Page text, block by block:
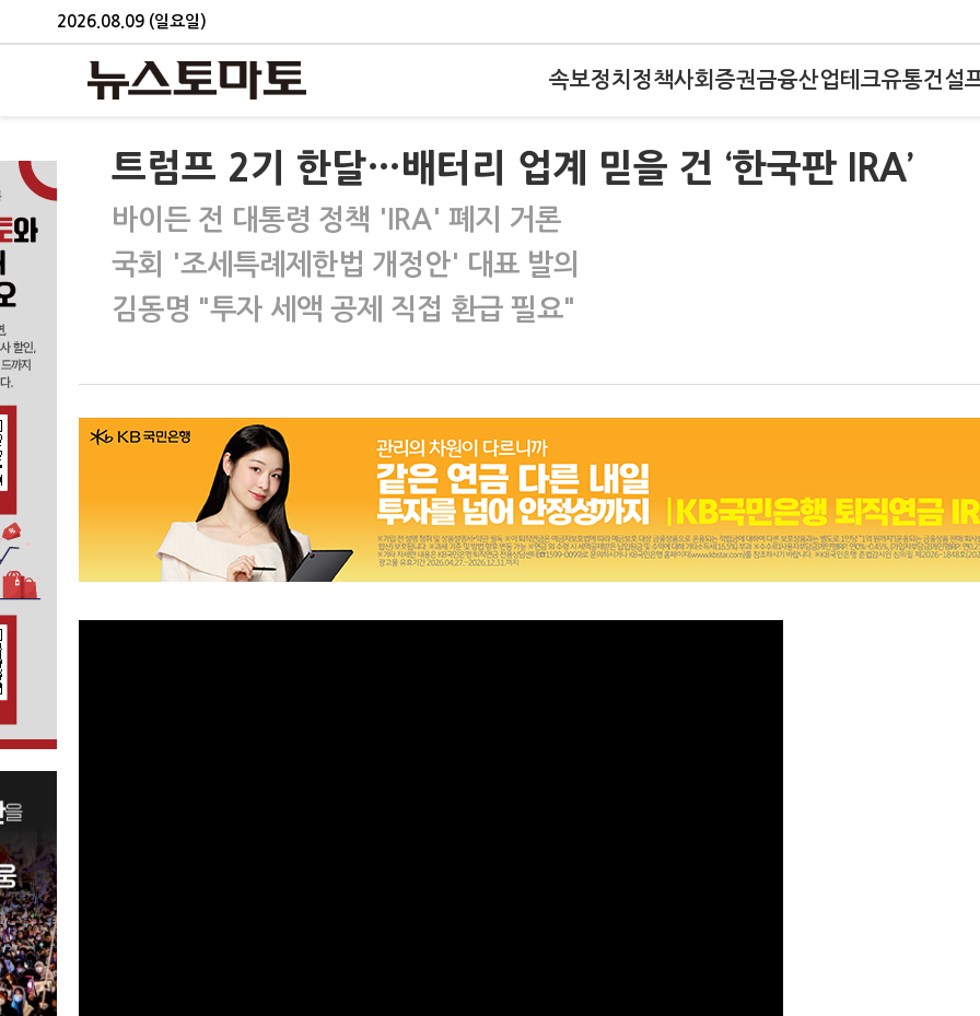
2026.08.09 (일요일)
속보정치 정책사회 증권금융산업테크유통건설
트럼프 2기 한달…배터리 업계 믿을 건 ‘한국판 IRA’
바이든 전 대통령 정책 'IRA' 폐지 거론
국회 '조세특례제한법 개정안' 대표 발의
김동명 "투자 세액 공제 직접 환급 필요"